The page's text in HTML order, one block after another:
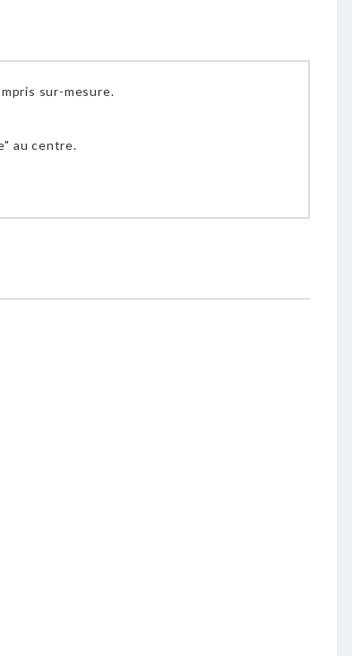
sur-mesure.
au centre.